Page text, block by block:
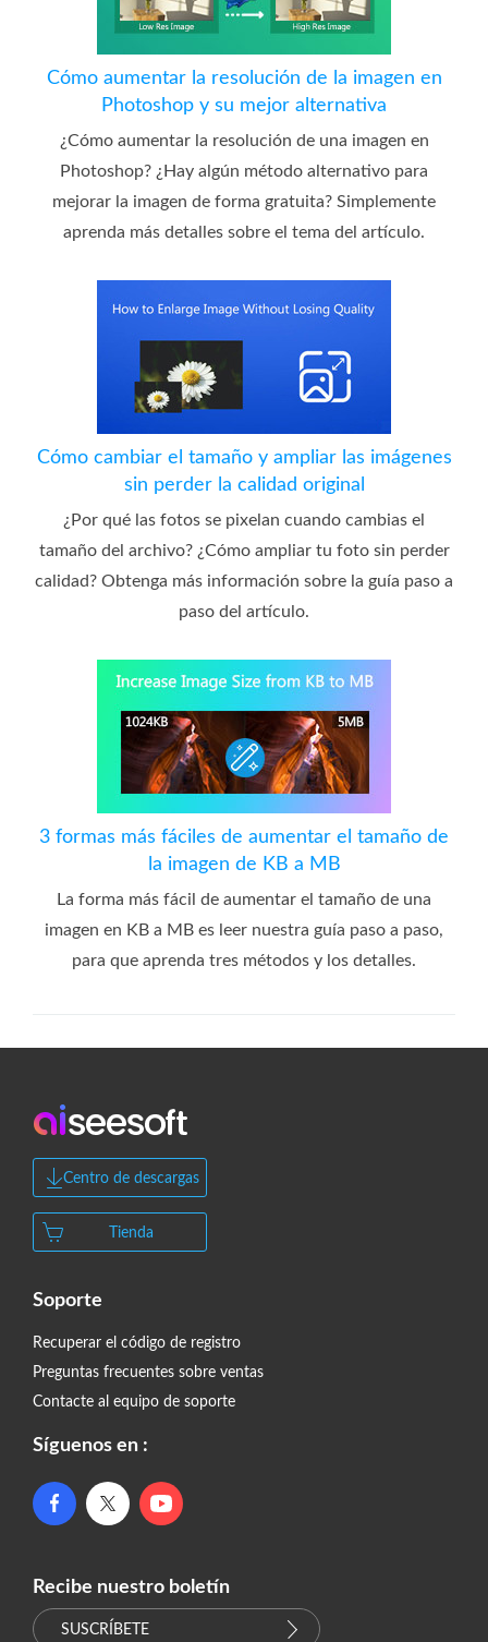
Cómo aumentar la resolución de la imagen en
Photoshop y su mejor alternativa
¿Cómo aumentar la resolución de una imagen en
Photoshop? ¿Hay algún método alternativo para
mejorar la imagen de forma gratuita? Simplemente
aprenda más detalles sobre el tema del artículo.
Cómo cambiar el tamaño y ampliar las imágenes
sin perder la calidad original
¿Por qué las fotos se pixelan cuando cambias el
tamaño del archivo? ¿Cómo ampliar tu foto sin perder
calidad? Obtenga más información sobre la guía paso a
paso del artículo.
3 formas más fáciles de aumentar el tamaño de
la imagen de KB a MB
La forma más fácil de aumentar el tamaño de una
imagen en KB a MB es leer nuestra guía paso a paso,
para que aprenda tres métodos y los detalles.
Centro de descargas
Tienda
Soporte
Recuperar el código de registro
Preguntas frecuentes sobre ventas
Contacte al equipo de soporte
Síguenos en :
Recibe nuestro boletín
SUSCRÍBETE